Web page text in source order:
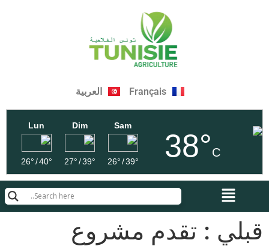
Français العربية
38°C
Sam
39°
/
26°
Dim
39°
/
27°
Lun
40°
/
26°
قبلي : تقدم مشروع